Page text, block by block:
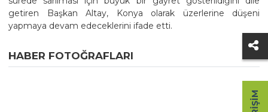
getiren Başkan Altay, Konya olarak üzerlerine düşeni
yapmaya devam edeceklerini ifade etti.
HABER FOTOĞRAFLARI